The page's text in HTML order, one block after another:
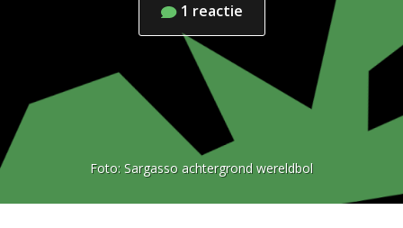
1 reactie
Foto: Sargasso achtergrond wereldbol